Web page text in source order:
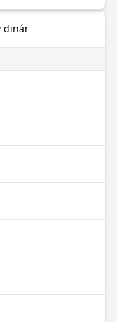
dinár